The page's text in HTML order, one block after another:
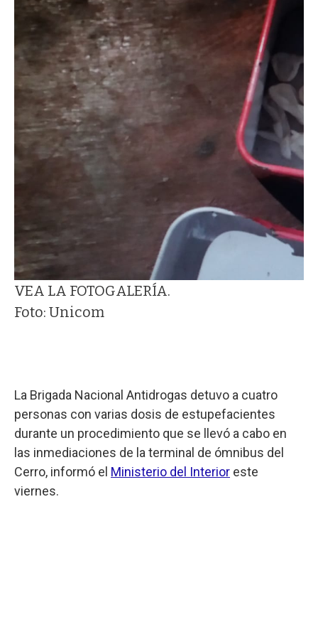
VEA LA FOTOGALERÍA.
Foto: Unicom
La Brigada Nacional Antidrogas detuvo a cuatro
personas con varias dosis de estupefacientes
durante un procedimiento que se llevó a cabo en
las inmediaciones de la terminal de ómnibus del
Cerro, informó el Ministerio del Interior este
viernes.